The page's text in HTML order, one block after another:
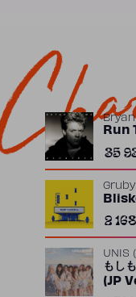
Run
35
2 168
UNIS (
もし
(JP